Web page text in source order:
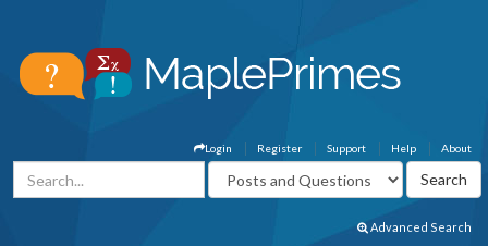
About
Help
Support
Register
Login
Advanced Search